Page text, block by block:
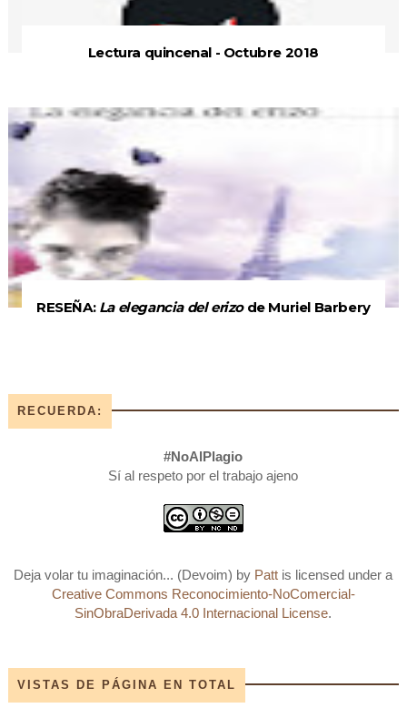
Lectura quincenal - Octubre 2018
RESEÑA: La elegancia del erizode Muriel Barbery
RECUERDA:
#NoAlPlagio
Sí al respeto por el trabajo ajeno
Deja volar tu imaginación... (Devoim) by Patt is licensed under a
Creative Commons Reconocimiento-NoComercial-
SinObraDerivada 4.0 Internacional License.
VISTAS DE PÁGINA EN TOTAL